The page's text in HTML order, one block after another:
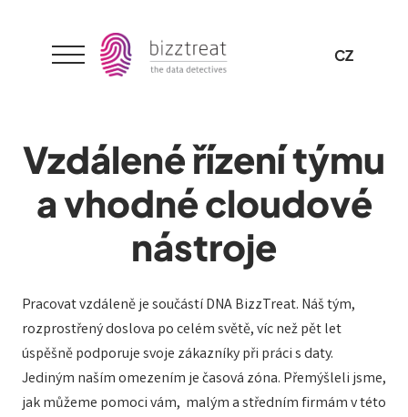
Menu CZ
Vzdálené řízení týmu
a vhodné cloudové
nástroje
Pracovat vzdáleně je součástí DNA BizzTreat. Náš tým,
rozprostřený doslova po celém světě, víc než pět let
úspěšně podporuje svoje zákazníky při práci s daty.
Jediným naším omezením je časová zóna. Přemýšleli jsme,
jak můžeme pomoci vám, malým a středním firmám v této